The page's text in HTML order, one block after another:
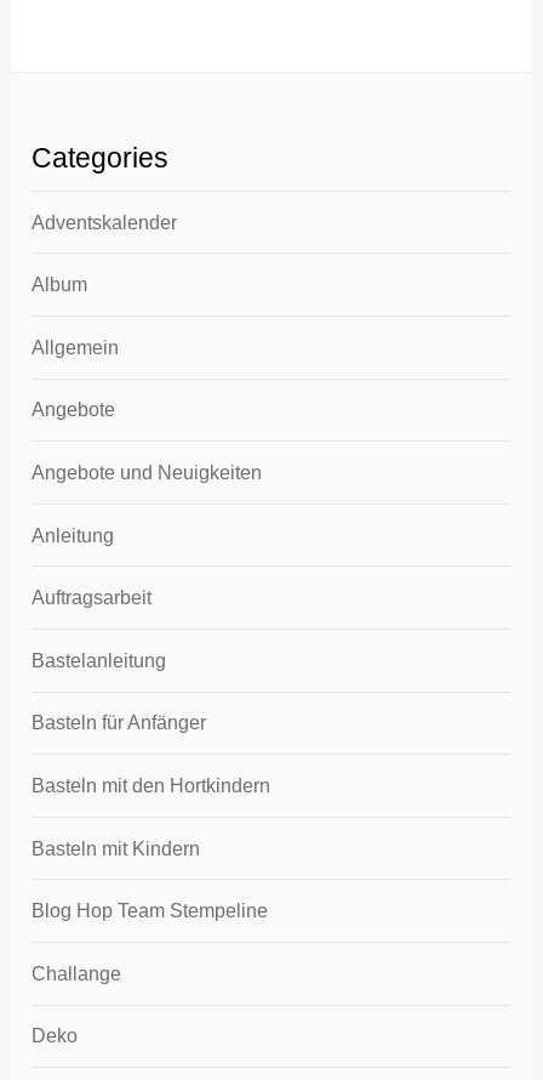
Categories
Adventskalender
Album
Allgemein
Angebote
Angebote und Neuigkeiten
Anleitung
Auftragsarbeit
Bastelanleitung
Basteln für Anfänger
Basteln mit den Hortkindern
Basteln mit Kindern
Blog Hop Team Stempeline
Challange
Deko